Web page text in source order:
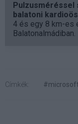
Pulzusméréssel
balatoni
4 és egy 8 km-es
Balatonalmádiban.
Címkék: #microsoft